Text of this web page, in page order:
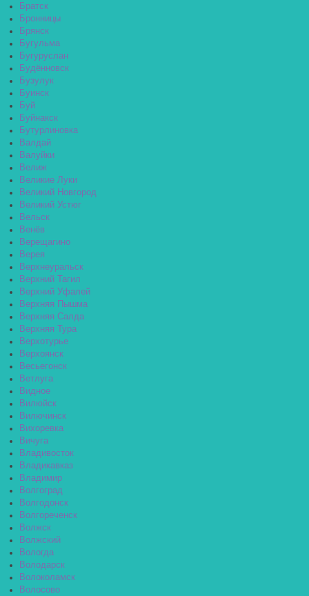
Братск
Бронницы
Брянск
Бугульма
Бугуруслан
Будённовск
Бузулук
Буинск
Буй
Буйнакск
Бутурлиновка
Валдай
Валуйки
Велиж
Великие Луки
Великий Новгород
Великий Устюг
Вельск
Венёв
Верещагино
Верея
Верхнеуральск
Верхний Тагил
Верхний Уфалей
Верхняя Пышма
Верхняя Салда
Верхняя Тура
Верхотурье
Верхоянск
Весьегонск
Ветлуга
Видное
Вилюйск
Вилючинск
Вихоревка
Вичуга
Владивосток
Владикавказ
Владимир
Волгоград
Волгодонск
Волгореченск
Волжск
Волжский
Вологда
Володарск
Волоколамск
Волосово